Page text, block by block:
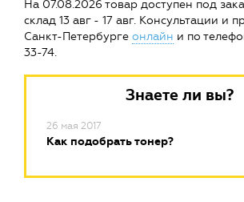
На 07.08.2026 товар доступен под
склад 13 авг - 17 авг. Консультации и
Санкт-Петербурге онлайн и по
33-74.
Знаете ли вы?
26 мая 2017
Как подобрать тонер?